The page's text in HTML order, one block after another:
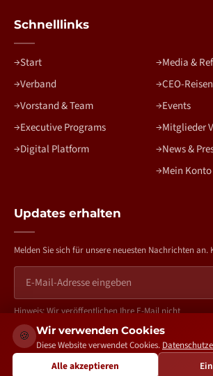
Schnelllinks
Start
Verband
Vorstand & Team
Executive Programs
Digital Platform
Media &
CEO-Reisen
Events
Mitglieder
News &
Mein Konto
Updates erhalten
Melden Sie sich für unsere neuesten Nachrichten an.
Hinweis: Wir veröffentlichen Ihre E-Mail nicht
bv-aa.de – Copyright 2026. All rights
🍪
Wir verwenden Cookies
Diese Website verwendet Cookies.
Alle akzeptieren